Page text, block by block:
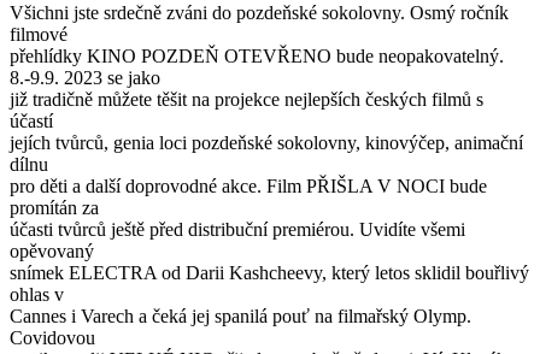
Všichni jste srdečně zváni do pozdeňské sokolovny. Osmý ročník
filmové
přehlídky KINO POZDEŇ OTEVŘENO bude neopakovatelný.
8.-9.9. 2023 se jako
již tradičně můžete těšit na projekce nejlepších českých filmů s
účastí
jejích tvůrců, genia loci pozdeňské sokolovny, kinovýčep, animační
dílnu
pro děti a další doprovodné akce. Film PŘIŠLA V NOCI bude
promítán za
účasti tvůrců ještě před distribuční premiérou. Uvidíte všemi
opěvovaný
snímek ELECTRA od Darii Kashcheevy, který letos sklidil bouřlivý
ohlas v
Cannes i Varech a čeká jej spanilá pouť na filmařský Olymp.
Covidovou